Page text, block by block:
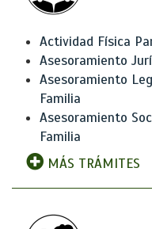
Actividad Física
Asesoramiento
Asesoramiento
Familia
Asesoramiento
Familia
MÁS TRÁMITES